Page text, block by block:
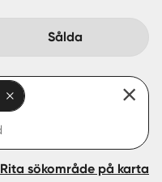
Sålda
Rita sökområde på karta